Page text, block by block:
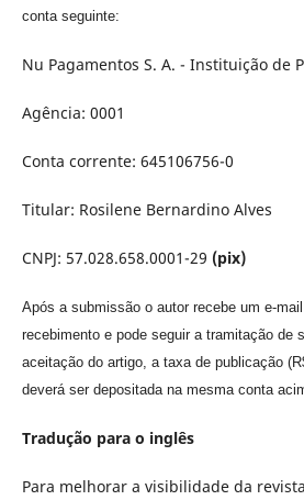
conta seguinte:
Nu Pagamentos S. A. - Instituição de
Agência: 0001
Conta corrente: 645106756-0
Titular: Rosilene Bernardino Alves
CNPJ: 57.028.658.0001-29 (pix)
Após a submissão o autor recebe um e-
recebimento e pode seguir a tramitação de
aceitação do artigo, a taxa de publicação
deverá ser depositada na mesma conta
Tradução para o inglês
Para melhorar a visibilidade da